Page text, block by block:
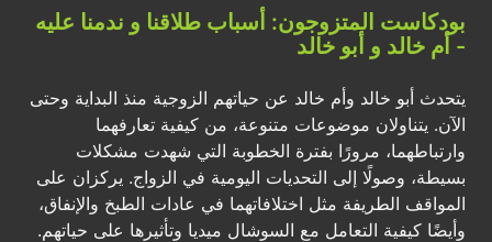
بودكاست المتزوجون: أسباب طلاقنا و ندمنا عليه
- أم خالد و أبو خالد
يتحدث أبو خالد وأم خالد عن حياتهم الزوجية منذ البداية وحتى
الآن. يتناولان موضوعات متنوعة، من كيفية تعارفهما
وارتباطهما، مرورًا بفترة الخطوبة التي شهدت مشكلات
بسيطة، وصولًا إلى التحديات اليومية في الزواج. يركزان على
المواقف الطريفة مثل اختلافاتهما في عادات الطبخ والإنفاق،
وأيضًا كيفية التعامل مع السوشال ميديا وتأثيرها على حياتهم.